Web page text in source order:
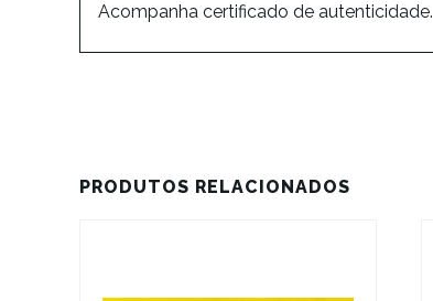
Acompanha certificado de autenticidade.
PRODUTOS RELACIONADOS